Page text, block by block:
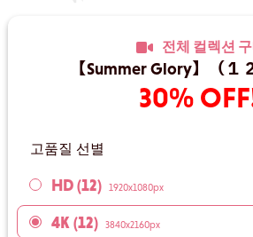
전체 컬렉션
【Summer Glory】（１
30%
고품질 선별
HD (12) 1920x1080px
4K (12) 3840x2160px